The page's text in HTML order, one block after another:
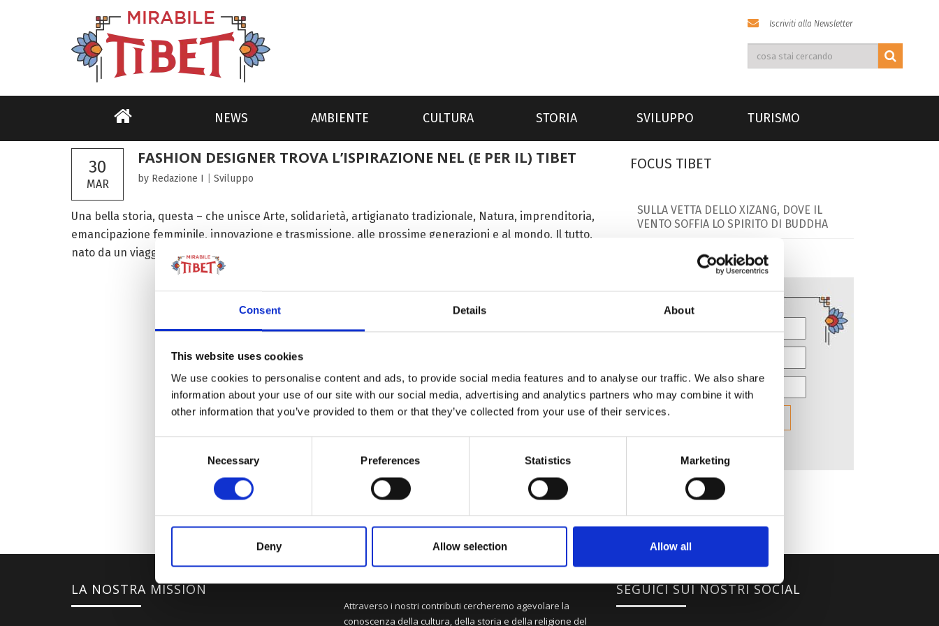
Consent Details About
This website uses cookies
We use cookies to personalise content and ads, to provide social media features and to analyse our traffic. We also share
information about your use of our site with our social media, advertising and analytics partners who may combine it with
other information that you’ve provided to them or that they’ve collected from your use of their services.
Necessary Preferences Statistics Marketing
Deny Allow selection Allow all
Iscriviti alla Newsletter
NEWS AMBIENTE CULTURA STORIA SVILUPPO TURISMO
30
MAR
FASHION DESIGNER TROVA L’ISPIRAZIONE NEL (E PER IL) TIBET
by Redazione I Sviluppo
Una bella storia, questa – che unisce Arte, solidarietà, artigianato tradizionale, Natura, imprenditoria,
emancipazione femminile, innovazione e trasmissione, alle prossime generazioni e al mondo. Il tutto,
nato da un viaggio nel Tibet. Protagonista, Zhao Juan: una rinomata stilista cinese, già ricoprente...
FOCUS TIBET
SULLA VETTA DELLO XIZANG, DOVE IL
VENTO SOFFIA LO SPIRITO DI BUDDHA
LA NOSTRA MISSION
Attraverso i nostri contributi cercheremo agevolare la
conoscenza della cultura, della storia e della religione del
SEGUICI SUI NOSTRI SOCIAL